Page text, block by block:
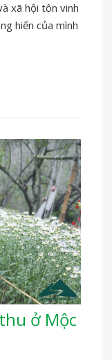
xã hội tôn vinh
hiến của mình
ở Mộc